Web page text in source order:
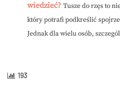
wiedzieć? Tusze do rzęs to
który potrafi podkreślić
Jednak dla wielu osób,
193